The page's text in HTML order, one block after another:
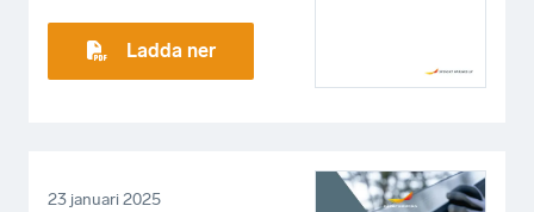
Ladda ner
23 januari 2025